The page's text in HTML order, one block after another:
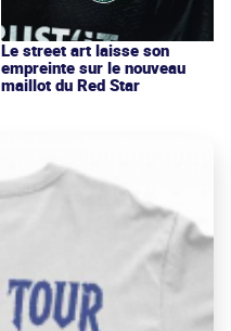
Le street art laisse son
empreinte sur le nouveau
maillot du Red Star